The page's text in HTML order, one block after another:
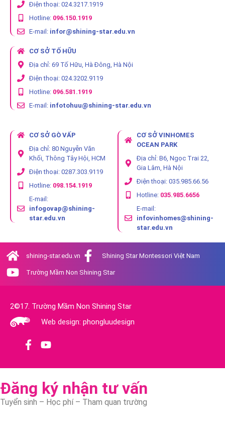
Điện thoại: 024.3217.1919
Hotline: 096.150.1919
E-mail: infor@shining-star.edu.vn
CƠ SỞ TỐ HỮU
Địa chỉ: 69 Tố Hữu, Hà Đông, Hà Nội
Điện thoại: 024.3202.9119
Hotline: 096.581.1919
E-mail: infotohuu@shining-star.edu.vn
CƠ SỞ GÒ VẤP
Địa chỉ: 80 Nguyễn Văn
Khối, Thông Tây Hội, HCM
Điện thoại: 0287.303.9119
Hotline: 098.154.1919
E-mail:
infogovap@shining-
star.edu.vn
CƠ SỞ VINHOMES
OCEAN PARK
Địa chỉ: B6, Ngọc Trai 22,
Gia Lâm, Hà Nội
Điện thoại: 035.985.66.56
Hotline: 035.985.6656
E-mail:
infovinhomes@shining-
star.edu.vn
shining-star.edu.vn Shining Star Montessori Việt Nam
Trường Mầm Non Shining Star
2©17. Trường Mầm Non Shining Star
Web design: phongluudesign
Đăng ký nhận tư vấn
Tuyển sinh – Học phí – Tham quan trường